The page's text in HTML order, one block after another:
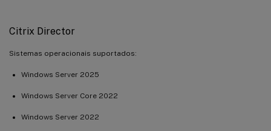
Citrix Director
Sistemas operacionais suportados:
Windows Server 2025
Windows Server Core 2022
Windows Server 2022